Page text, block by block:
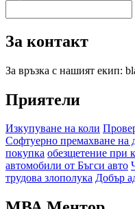
За контакт
За връзка с нашият екип:
Приятели
Изкупуване на коли
Софтуерно премахване на
покупка обезщетение при
автомобили от Бъгси авто
трудова злополука Добър